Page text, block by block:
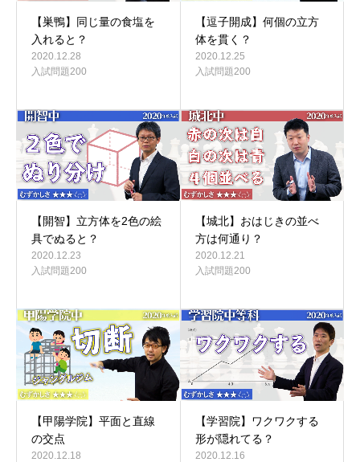
【巣鴨】同じ量の食塩を
入れると？
2020.12.28
入試問題200
【逗子開成】何個の立方
体を貫く？
2020.12.25
入試問題200
【開智】立方体を2色の絵
具でぬると？
2020.12.23
入試問題200
【城北】おはじきの並べ
方は何通り？
2020.12.21
入試問題200
【甲陽学院】平面と直線
の交点
2020.12.18
【学習院】ワクワクする
形が隠れてる？
2020.12.16